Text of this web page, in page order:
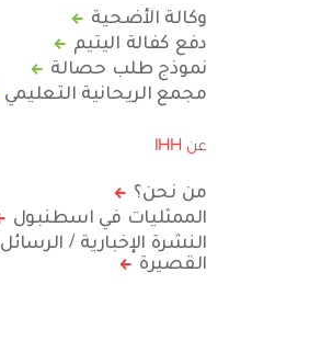
وكالة الأضحية
دفع كفالة اليتيم
نموذج طلب حصالة
مجمع الريحانية التعليمي
عن IHH
من نحن؟
الممثليات في اسطنبول
النشرة الإخبارية / الرسائل
القصيرة